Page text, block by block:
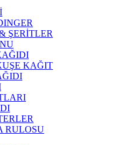
ŞERİTLER
KAĞIT
RULOSU